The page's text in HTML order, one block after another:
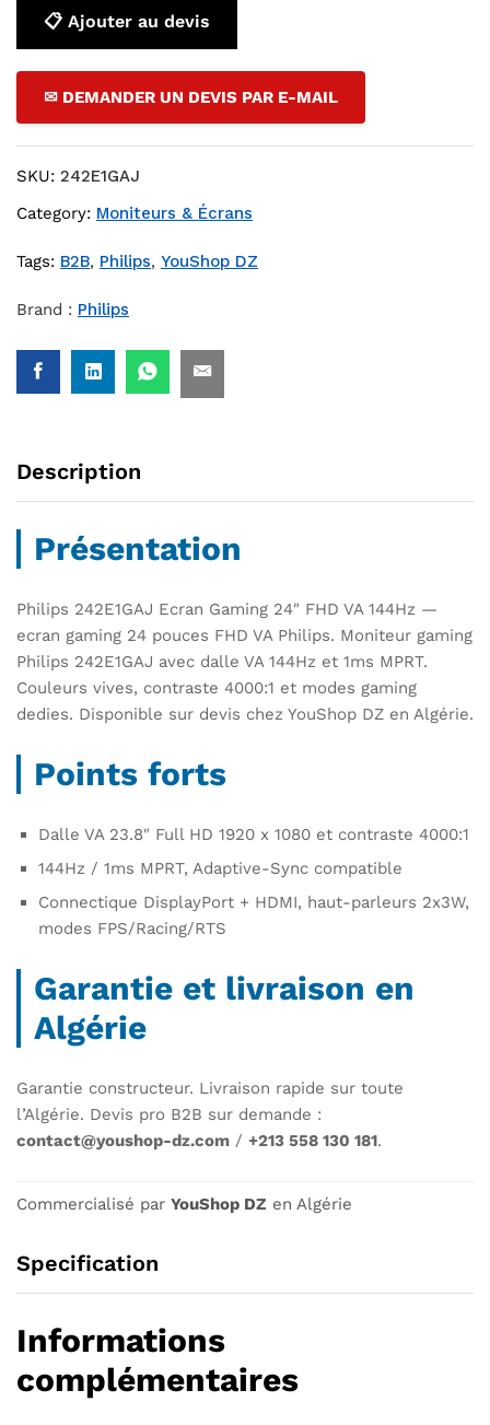
📋 Ajouter au devis
✉ DEMANDER UN DEVIS PAR E-MAIL
SKU: 242E1GAJ
Category: Moniteurs & Écrans
Tags: B2B, Philips, YouShop DZ
Brand : Philips
Description
Présentation
Philips 242E1GAJ Ecran Gaming 24″ FHD VA 144Hz —
ecran gaming 24 pouces FHD VA Philips. Moniteur gaming
Philips 242E1GAJ avec dalle VA 144Hz et 1ms MPRT.
Couleurs vives, contraste 4000:1 et modes gaming
dedies. Disponible sur devis chez YouShop DZ en Algérie.
Points forts
Dalle VA 23.8″ Full HD 1920 x 1080 et contraste 4000:1
144Hz / 1ms MPRT, Adaptive-Sync compatible
Connectique DisplayPort + HDMI, haut-parleurs 2x3W,
modes FPS/Racing/RTS
Garantie et livraison en
Algérie
Garantie constructeur. Livraison rapide sur toute
l’Algérie. Devis pro B2B sur demande :
contact@youshop-dz.com / +213 558 130 181.
Commercialisé par YouShop DZ en Algérie
Specification
Informations
complémentaires